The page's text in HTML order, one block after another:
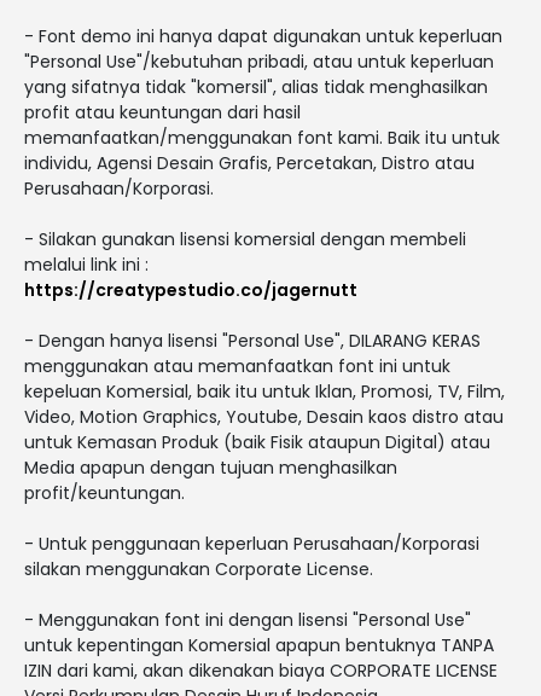
- Font demo ini hanya dapat digunakan untuk keperluan
"Personal Use"/kebutuhan pribadi, atau untuk keperluan
yang sifatnya tidak "komersil", alias tidak menghasilkan
profit atau keuntungan dari hasil
memanfaatkan/menggunakan font kami. Baik itu untuk
individu, Agensi Desain Grafis, Percetakan, Distro atau
Perusahaan/Korporasi.
- Silakan gunakan lisensi komersial dengan membeli
melalui link ini :
https://creatypestudio.co/jagernutt
- Dengan hanya lisensi "Personal Use", DILARANG KERAS
menggunakan atau memanfaatkan font ini untuk
kepeluan Komersial, baik itu untuk Iklan, Promosi, TV, Film,
Video, Motion Graphics, Youtube, Desain kaos distro atau
untuk Kemasan Produk (baik Fisik ataupun Digital) atau
Media apapun dengan tujuan menghasilkan
profit/keuntungan.
- Untuk penggunaan keperluan Perusahaan/Korporasi
silakan menggunakan Corporate License.
- Menggunakan font ini dengan lisensi "Personal Use"
untuk kepentingan Komersial apapun bentuknya TANPA
IZIN dari kami, akan dikenakan biaya CORPORATE LICENSE